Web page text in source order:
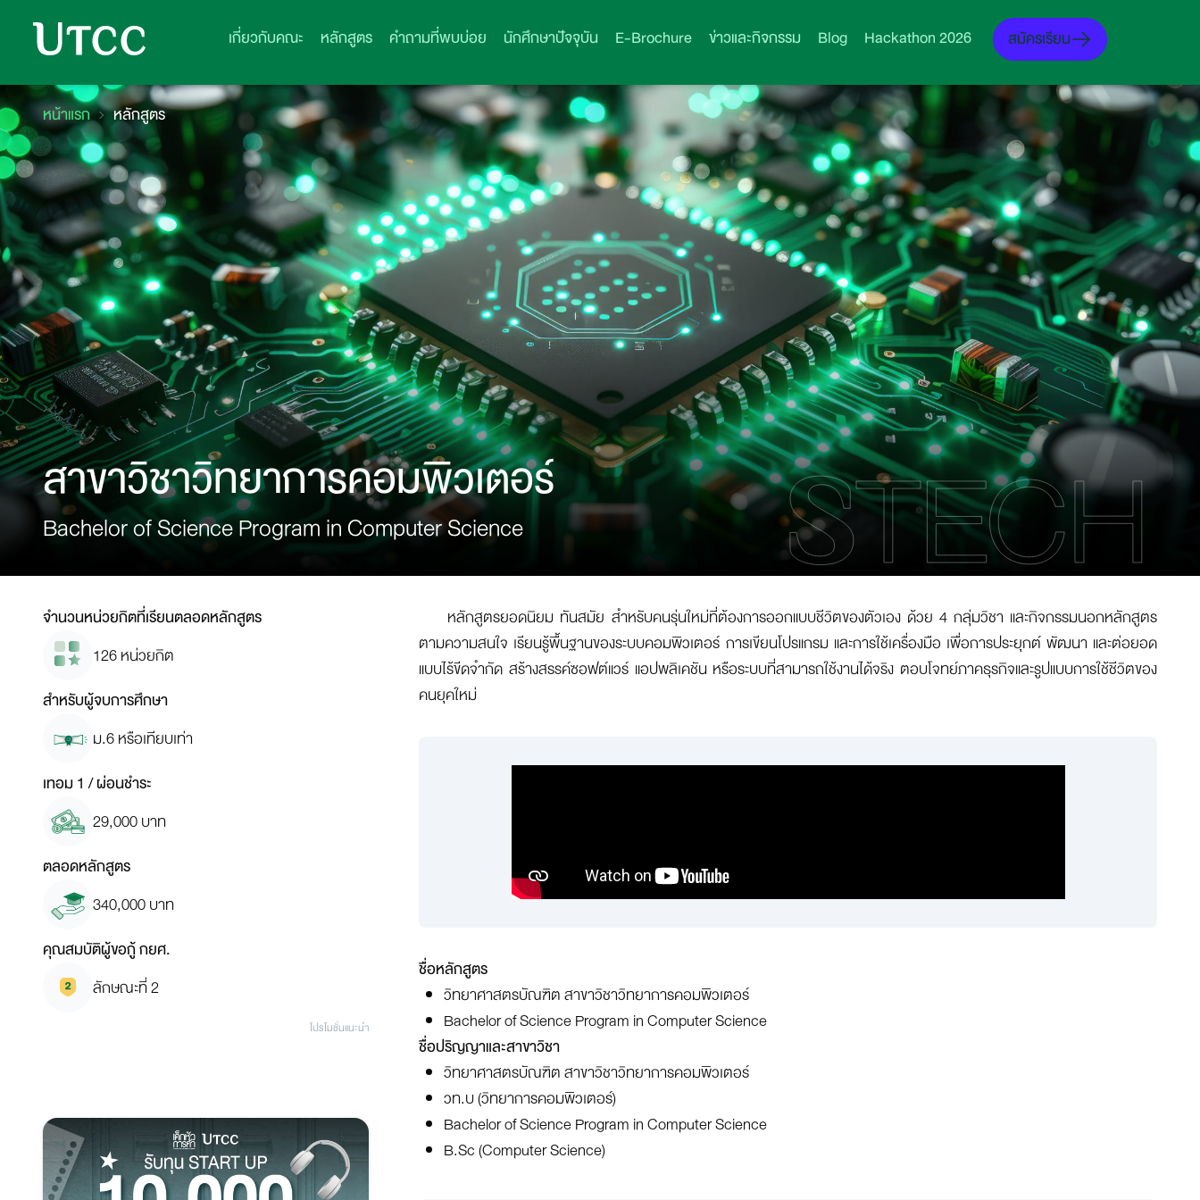
เกี่ยวกับคณะ หลักสูตร คำถามที่พบบ่อย นักศึกษาปัจจุบัน E-Brochure ข่าวและกิจกรรม Blog Hackathon 2026 สมัครเรียน
หน้าแรก หลักสูตร
สาขาวิชาวิทยาการคอมพิวเตอร์
Bachelor of Science Program in Computer Science
จำนวนหน่วยกิตที่เรียนตลอดหลักสูตร
126 หน่วยกิต
สำหรับผู้จบการศึกษา
ม.6 หรือเทียบเท่า
เทอม 1 / ผ่อนชำระ
29,000 บาท
ตลอดหลักสูตร
340,000 บาท
คุณสมบัติผู้ขอกู้ กยศ.
ลักษณะที่ 2
โปรโมชั่นแนะนํา
หลักสูตรยอดนิยม ทันสมัย สำหรับคนรุ่นใหม่ที่ต้องการออกแบบชีวิตของตัวเอง ด้วย 4 กลุ่มวิชา และกิจกรรมนอกหลักสูตร
ตามความสนใจ เรียนรู้พื้นฐานของระบบคอมพิวเตอร์ การเขียนโปรแกรม และการใช้เครื่องมือ เพื่อการประยุกต์ พัฒนา และต่อยอด
แบบไร้ขีดจำกัด สร้างสรรค์ซอฟต์แวร์ แอปพลิเคชัน หรือระบบที่สามารถใช้งานได้จริง ตอบโจทย์ภาคธุรกิจและรูปแบบการใช้ชีวิตของ
คนยุคใหม่
ชื่อหลักสูตร
วิทยาศาสตรบัณฑิต สาขาวิชาวิทยาการคอมพิวเตอร์
Bachelor of Science Program in Computer Science
ชื่อปริญญาและสาขาวิชา
วิทยาศาสตรบัณฑิต สาขาวิชาวิทยาการคอมพิวเตอร์
วท.บ (วิทยาการคอมพิวเตอร์)
Bachelor of Science Program in Computer Science
B.Sc (Computer Science)